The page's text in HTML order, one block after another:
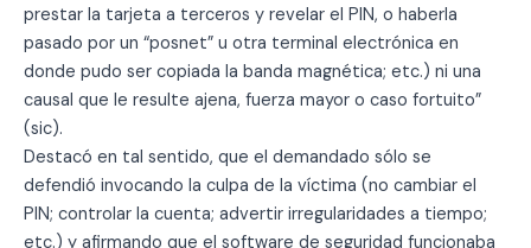
prestar la tarjeta a terceros y revelar el PIN, o haberla
pasado por un “posnet” u otra terminal electrónica en
donde pudo ser copiada la banda magnética; etc.) ni una
causal que le resulte ajena, fuerza mayor o caso fortuito”
(sic).
Destacó en tal sentido, que el demandado sólo se
defendió invocando la culpa de la víctima (no cambiar el
PIN; controlar la cuenta; advertir irregularidades a tiempo;
etc.) y afirmando que el software de seguridad funcionaba